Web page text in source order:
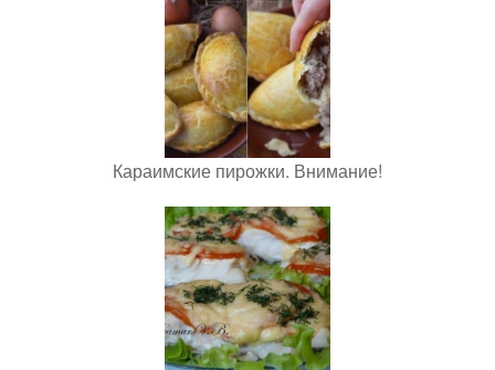
Караимские пирожки. Внимание!